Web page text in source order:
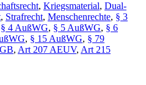
, Kriegsmaterial, Dual-
, Strafrecht, Menschenrechte, § 3
§ 4 AußWG, § 5 AußWG, § 6
, § 15 AußWG, § 79
, Art 207 AEUV, Art 215